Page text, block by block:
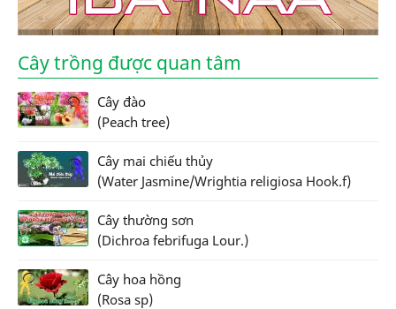
Cây trồng được quan tâm
Cây đào
(Peach tree)
Cây mai chiếu thủy
(Water Jasmine/Wrightia religiosa Hook.f)
Cây thường sơn
(Dichroa febrifuga Lour.)
Cây hoa hồng
(Rosa sp)